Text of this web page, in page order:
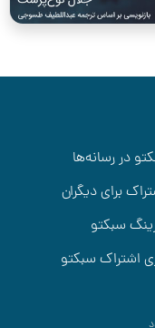
در رسانه‌ها
برای دیگران
سبکتو
اشتراک سبکتو